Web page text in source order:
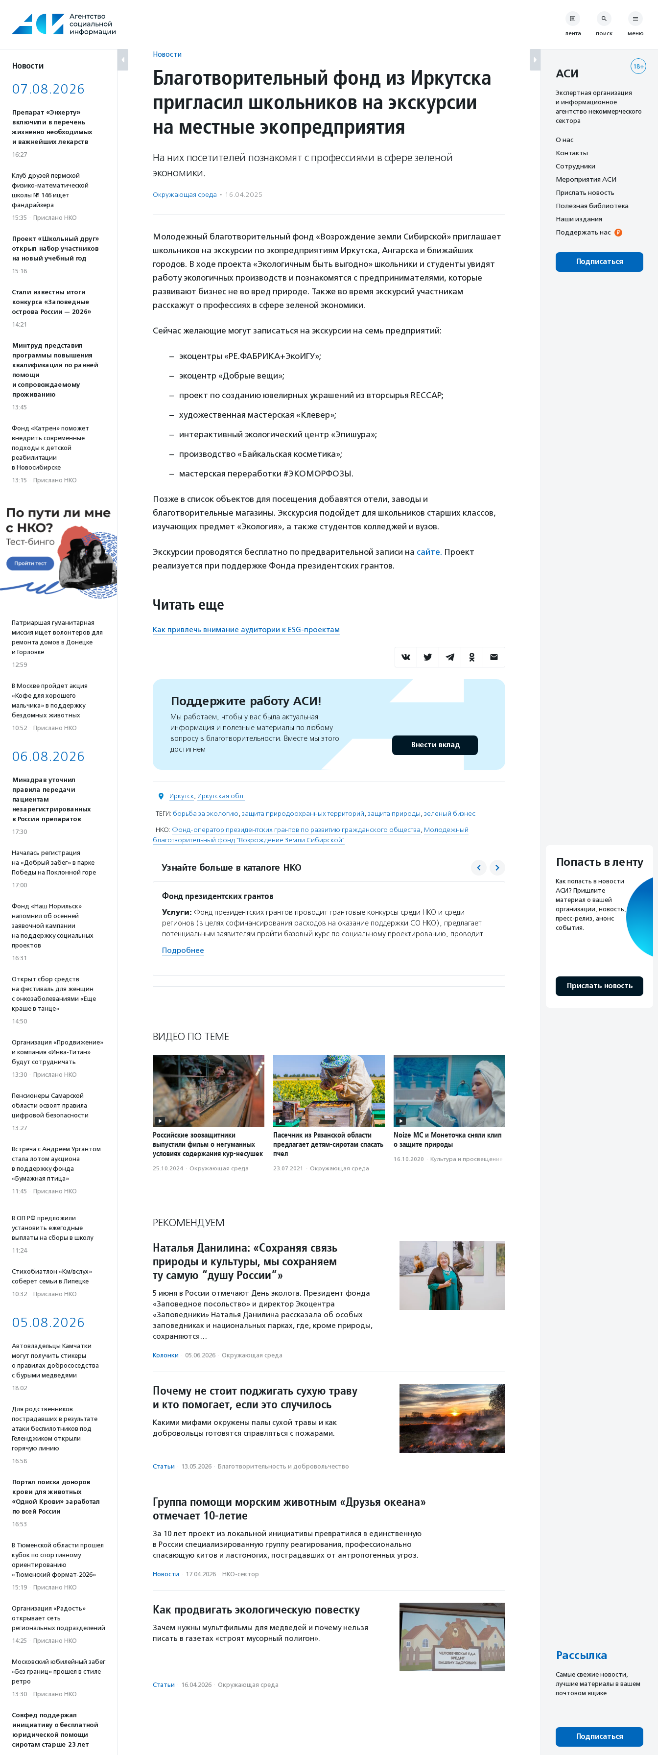
содержанию
Новости
07.08.2026
Препарат «Энхерту»
включили в перечень
жизненно необходимых
и важнейших лекарств
16:27
Клуб друзей пермской
физико-математической
школы № 146 ищет
фандрайзера
15:35 · Прислано НКО
Проект «Школьный друг»
открыл набор участников
на новый учебный год
15:16
Стали известны итоги
конкурса «Заповедные
острова России — 2026»
14:21
Минтруд представил
программы повышения
квалификации по ранней
помощи
и сопровождаемому
проживанию
13:45
Фонд «Катрен» поможет
внедрить современные
подходы к детской
реабилитации
в Новосибирске
13:15 · Прислано НКО
Патриаршая гуманитарная
миссия ищет волонтеров для
ремонта домов в Донецке
и Горловке
12:59
В Москве пройдет акция
«Кофе для хорошего
мальчика» в поддержку
бездомных животных
10:52 · Прислано НКО
06.08.2026
Минздрав уточнил
правила передачи
пациентам
незарегистрированных
в России препаратов
17:30
Началась регистрация
на «Добрый забег» в парке
Победы на Поклонной горе
17:00
Фонд «Наш Норильск»
напомнил об осенней
заявочной кампании
на поддержку социальных
проектов
16:31
Открыт сбор средств
на фестиваль для женщин
с онкозаболеваниями «Еще
краше в танце»
14:50
Организация «Продвижение»
и компания «Инва-Титан»
будут сотрудничать
13:30 · Прислано НКО
Пенсионеры Самарской
области освоят правила
цифровой безопасности
13:27
Встреча с Андреем Ургантом
стала лотом аукциона
в поддержку фонда
«Бумажная птица»
11:45 · Прислано НКО
В ОП РФ предложили
установить ежегодные
выплаты на сборы в школу
11:24
Стихобиатлон «Км/вслух»
соберет семьи в Липецке
10:32 · Прислано НКО
05.08.2026
Автовладельцы Камчатки
могут получить стикеры
о правилах добрососедства
с бурыми медведями
18:02
Для родственников
пострадавших в результате
атаки беспилотников под
Геленджиком открыли
горячую линию
16:58
Портал поиска доноров
крови для животных
«Одной Крови» заработал
по всей России
16:53
В Тюменской области прошел
кубок по спортивному
ориентированию
«Тюменский формат-2026»
15:19 · Прислано НКО
Организация «Радость»
открывает сеть
региональных подразделений
14:25 · Прислано НКО
Московский юбилейный забег
«Без границ» прошел в стиле
ретро
13:30 · Прислано НКО
Совфед поддержал
инициативу о бесплатной
юридической помощи
сиротам старше 23 лет
Новости
Благотворительный фонд из Иркутска
пригласил школьников на экскурсии
на местные экопредприятия
На них посетителей познакомят с профессиями в сфере зеленой
экономики.
Окружающая среда · 16.04.2025
Молодежный благотворительный фонд «Возрождение земли Сибирской» приглашает
школьников на экскурсии по экопредприятиям Иркутска, Ангарска и ближайших
городов. В ходе проекта «Экологичным быть выгодно» школьники и студенты увидят
работу экологичных производств и познакомятся с предпринимателями, которые
развивают бизнес не во вред природе. Также во время экскурсий участникам
расскажут о профессиях в сфере зеленой экономики.
Сейчас желающие могут записаться на экскурсии на семь предприятий:
экоцентры «РЕ.ФАБРИКА+ЭкоИГУ»;
экоцентр «Добрые вещи»;
проект по созданию ювелирных украшений из вторсырья RECCAP;
художественная мастерская «Клевер»;
интерактивный экологический центр «Эпишура»;
производство «Байкальская косметика»;
мастерская переработки #ЭКОМОРФОЗЫ.
Позже в список объектов для посещения добавятся отели, заводы и
благотворительные магазины. Экскурсия подойдет для школьников старших классов,
изучающих предмет «Экология», а также студентов колледжей и вузов.
Экскурсии проводятся бесплатно по предварительной записи на сайте. Проект
реализуется при поддержке Фонда президентских грантов.
Читать еще
Как привлечь внимание аудитории к ESG-проектам
Поддержите работу АСИ!
Мы работаем, чтобы у вас была актуальная
информация и полезные материалы по любому
вопросу в благотворительности. Вместе мы этого
достигнем
Внести вклад
Иркутск, Иркутская обл.
ТЕГИ: борьба за экологию, защита природоохранных территорий, защита природы, зеленый бизнес
НКО: Фонд-оператор президентских грантов по развитию гражданского общества, Молодежный
благотворительный фонд "Возрождение Земли Сибирской"
Узнайте больше в каталоге НКО
Фонд президентских грантов
Услуги: Фонд президентских грантов проводит грантовые конкурсы среди НКО и среди
регионов (в целях софинансирования расходов на оказание поддержки СО НКО), предлагает
потенциальным заявителям пройти базовый курс по социальному проектированию, проводит…
Подробнее
Возрождение Земли Сибирской
Фонд «Возрождение земли
предпринимательства, проводит
эколидеров и экопрактик, приглашает
в Байкальске арт-резиденцию «Дело о
ВИДЕО ПО ТЕМЕ
Российские зоозащитники
выпустили фильм о негуманных
условиях содержания кур-несушек
25.10.2024 · Окружающая среда
Пасечник из Рязанской области
предлагает детям-сиротам спасать
пчел
23.07.2021 · Окружающая среда
Noize MС и Монеточка cняли клип
о защите природы
16.10.2020 · Культура и просвещение
РЕКОМЕНДУЕМ
Наталья Данилина: «Сохраняя связь
природы и культуры, мы сохраняем
ту самую “душу России”»
5 июня в России отмечают День эколога. Президент фонда
«Заповедное посольство» и директор Экоцентра
«Заповедники» Наталья Данилина рассказала об особых
заповедниках и национальных парках, где, кроме природы,
сохраняются…
Колонки · 05.06.2026 · Окружающая среда
Почему не стоит поджигать сухую траву
и кто помогает, если это случилось
Какими мифами окружены палы сухой травы и как
добровольцы готовятся справляться с пожарами.
Статьи · 13.05.2026 · Благотвори­тель­ность и доброволь­чест­во
Группа помощи морским животным «Друзья океана»
отмечает 10-летие
За 10 лет проект из локальной инициативы превратился в единственную
в России специализированную группу реагирования, профессионально
спасающую китов и ластоногих, пострадавших от антропогенных угроз.
Новости · 17.04.2026 · НКО-сектор
Как продвигать экологическую повестку
Зачем нужны мультфильмы для медведей и почему нельзя
писать в газетах «строят мусорный полигон».
Статьи · 16.04.2026 · Окружающая среда
лента поиск меню
18+
АСИ
Экспертная организация
и информационное
агентство некоммерческого
сектора
О нас
Контакты
Сотрудники
Мероприятия АСИ
Прислать новость
Полезная библиотека
Наши издания
Поддержать нас
Подписаться
Попасть в ленту
Как попасть в новости
АСИ? Пришлите
материал о вашей
организации, новость,
пресс-релиз, анонс
события.
Прислать новость
Рассылка
Cамые свежие новости,
лучшие материалы в вашем
почтовом ящике
Подписаться